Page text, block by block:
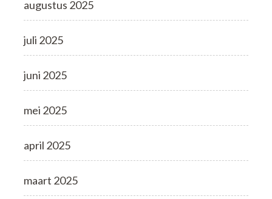
augustus 2025
juli 2025
juni 2025
mei 2025
april 2025
maart 2025